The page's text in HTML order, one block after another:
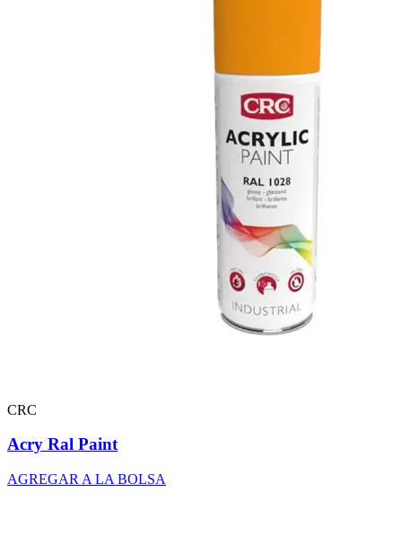
CRC
Acry Ral Paint
AGREGAR A LA BOLSA